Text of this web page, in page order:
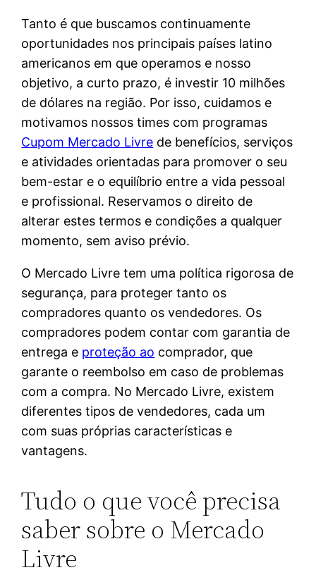
Tanto é que buscamos continuamente
oportunidades nos principais países latino
americanos em que operamos e nosso
objetivo, a curto prazo, é investir 10 milhões
de dólares na região. Por isso, cuidamos e
motivamos nossos times com programas
Cupom Mercado Livre de benefícios, serviços
e atividades orientadas para promover o seu
bem-estar e o equilíbrio entre a vida pessoal
e profissional. Reservamos o direito de
alterar estes termos e condições a qualquer
momento, sem aviso prévio.
O Mercado Livre tem uma política rigorosa de
segurança, para proteger tanto os
compradores quanto os vendedores. Os
compradores podem contar com garantia de
entrega e proteção ao comprador, que
garante o reembolso em caso de problemas
com a compra. No Mercado Livre, existem
diferentes tipos de vendedores, cada um
com suas próprias características e
vantagens.
Tudo o que você precisa
saber sobre o Mercado
Livre